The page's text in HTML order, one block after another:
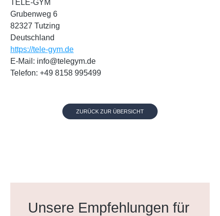
TELE-GYM
Grubenweg 6
82327 Tutzing
Deutschland
https://tele-gym.de
E-Mail: info@telegym.de
Telefon: +49 8158 995499
ZURÜCK ZUR ÜBERSICHT
Produktgalerie überspringen
Unsere Empfehlungen für